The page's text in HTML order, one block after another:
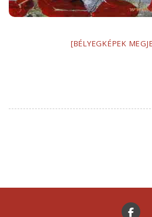
[BÉLYEGKÉPEK